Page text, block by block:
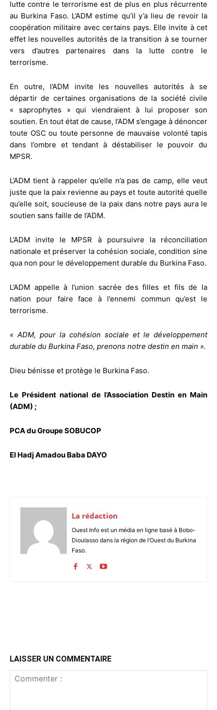
lutte contre le terrorisme est de plus en plus récurrente
au Burkina Faso. L’ADM estime qu’il y’a lieu de revoir la
coopération militaire avec certains pays. Elle invite à cet
effet les nouvelles autorités de la transition à se tourner
vers d’autres partenaires dans la lutte contre le
terrorisme.
En outre, l’ADM invite les nouvelles autorités à se
départir de certaines organisations de la société civile
« saprophytes » qui viendraient à lui proposer son
soutien. En tout état de cause, l’ADM s’engage à dénoncer
toute OSC ou toute personne de mauvaise volonté tapis
dans l’ombre et tendant à déstabiliser le pouvoir du
MPSR.
L’ADM tient à rappeler qu’elle n’a pas de camp, elle veut
juste que la paix revienne au pays et toute autorité quelle
qu’elle soit, soucieuse de la paix dans notre pays aura le
soutien sans faille de l’ADM.
L’ADM invite le MPSR à poursuivre la réconciliation
nationale et préserver la cohésion sociale, condition sine
qua non pour le développement durable du Burkina Faso.
L’ADM appelle à l’union sacrée des filles et fils de la
nation pour faire face à l’ennemi commun qu’est le
terrorisme.
« ADM, pour la cohésion sociale et le développement
durable du Burkina Faso, prenons notre destin en main ».
Dieu bénisse et protège le Burkina Faso.
Le Président national de l’Association Destin en Main
(ADM) ;
PCA du Groupe SOBUCOP
El Hadj Amadou Baba DAYO
La rédaction
Ouest Info est un média en ligne basé à Bobo-
Dioulasso dans la région de l’Ouest du Burkina
Faso.
LAISSER UN COMMENTAIRE